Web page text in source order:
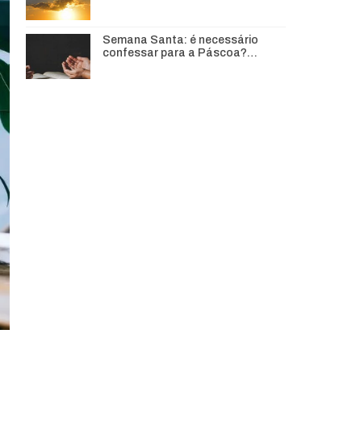
Semana Santa: é necessário
confessar para a Páscoa?…